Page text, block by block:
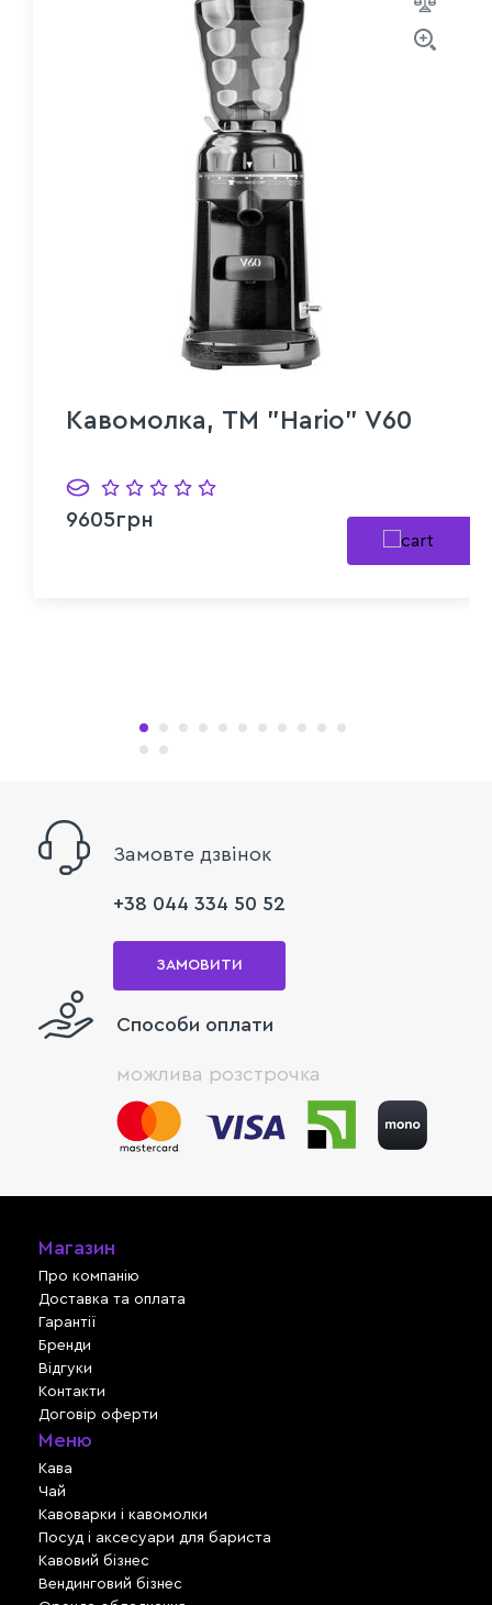
Кавомолка, ТМ "Hario" V60
9605грн
Замовте дзвінок
+38 044 334 50 52
ЗАМОВИТИ
Способи оплати
можлива розстрочка
Магазин
Про компанію
Доставка та оплата
Гарантії
Бренди
Відгуки
Контакти
Договір оферти
Меню
Кава
Чай
Кавоварки і кавомолки
Посуд і аксесуари для бариста
Кавовий бізнес
Вендинговий бізнес